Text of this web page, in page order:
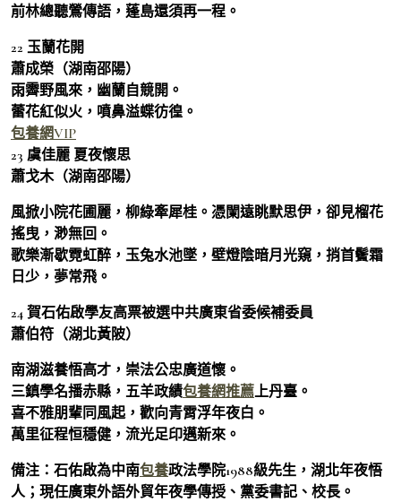
前林總聽鶯傳語，蓬島還須再一程。
22 玉蘭花開
蕭成榮（湖南邵陽）
雨霽野風來，幽蘭自競開。
蕾花紅似火，噴鼻溢蝶彷徨。
包養網VIP
23 虞佳麗 夏夜懷思
蕭戈木（湖南邵陽）
風掀小院花圃麗，柳綠牽犀桂。憑闌遠眺默思伊，卻見榴花
搖曳，渺無回。
歌樂漸歇霓虹醉，玉兔水池墜，壁燈陰暗月光窺，捎首鬢霜
日少，夢常飛。
24 賀石佑啟學友高票被選中共廣東省委候補委員
蕭伯符（湖北黃陂）
南湖滋養悟高才，崇法公忠廣道懷。
三鎮學名播赤縣，五羊政績包養網推薦上丹臺。
喜不雅朋輩同風起，歡向青霄浮年夜白。
萬里征程恒穩健，流光足印邁新來。
備注：石佑啟為中南包養政法學院1988級先生，湖北年夜悟
人；現任廣東外語外貿年夜學傳授、黨委書記、校長。